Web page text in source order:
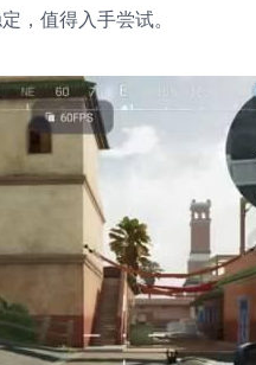
，值得入手尝试。